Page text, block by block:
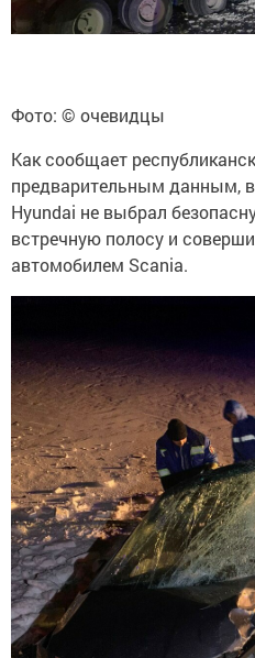
Фото: © очевидцы
Как сообщает
предварительным данным,
Hyundai не выбрал
встречную полосу и
автомобилем Scania.